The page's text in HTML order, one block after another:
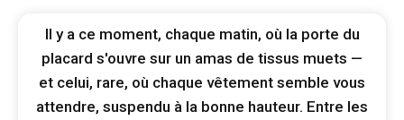
Il y a ce moment, chaque matin, où la porte du
placard s'ouvre sur un amas de tissus muets —
et celui, rare, où chaque vêtement semble vous
attendre, suspendu à la bonne hauteur. Entre les